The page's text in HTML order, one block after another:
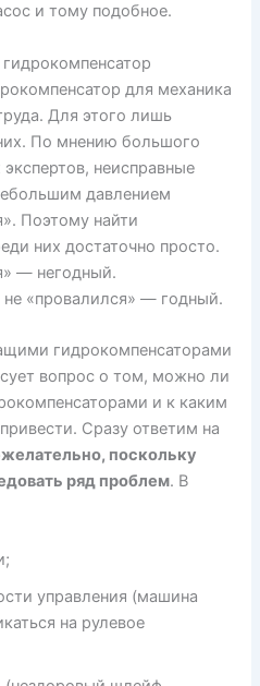
и тому подобное.
для механика
Для этого лишь
По мнению большого
неисправные
давлением
Поэтому найти
них достаточно просто.
— негодный.
«провалился» — годный.
гидрокомпенсаторами
вопрос о том, можно ли
и к каким
Сразу ответим на
поскольку
ряд проблем. В
управления (машина
на рулевое